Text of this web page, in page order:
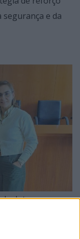
e da
dotar os
população, em